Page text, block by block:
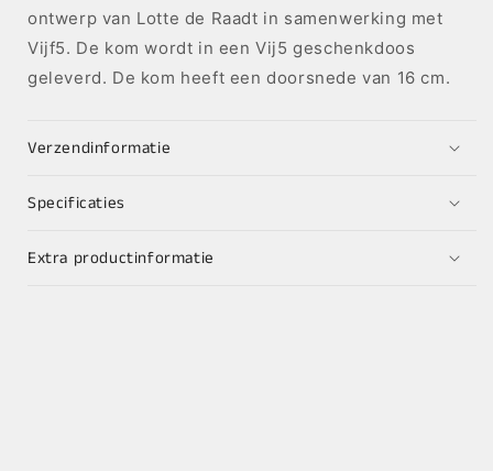
ontwerp van Lotte de Raadt in samenwerking met
Vijf5. De kom wordt in een Vij5 geschenkdoos
geleverd. De kom heeft een doorsnede van 16 cm.
Verzendinformatie
Specificaties
Extra productinformatie